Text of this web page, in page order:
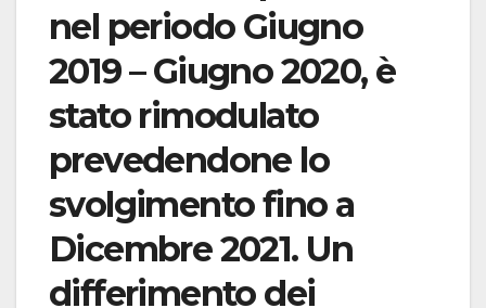
nel periodo Giugno
2019 – Giugno 2020, è
stato rimodulato
prevedendone lo
svolgimento fino a
Dicembre 2021. Un
differimento dei